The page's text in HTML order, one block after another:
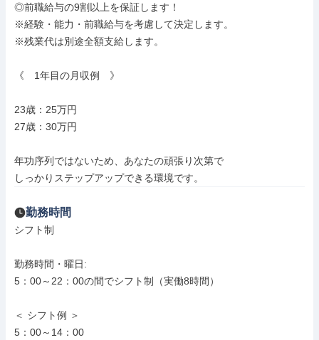
◎前職給与の9割以上を保証します！
※経験・能力・前職給与を考慮して決定します。
※残業代は別途全額支給します。
《　1年目の月収例　》
23歳：25万円
27歳：30万円
年功序列ではないため、あなたの頑張り次第で
しっかりステップアップできる環境です。
勤務時間
シフト制
勤務時間・曜日:
5：00～22：00の間でシフト制（実働8時間）
＜ シフト例 ＞
5：00～14：00